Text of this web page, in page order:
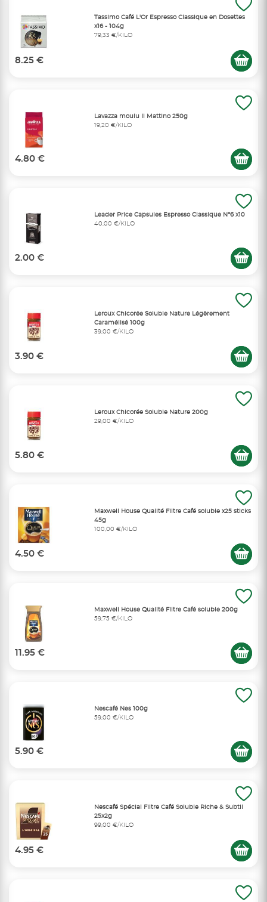
Tassimo Café L'Or Espresso Classique en Dosettes
x16 - 104g
79,33 €/KILO
8.25 €
Lavazza moulu Il Mattino 250g
19,20 €/KILO
4.80 €
Leader Price Capsules Espresso Classique N°6 x10
40,00 €/KILO
2.00 €
Leroux Chicorée Soluble Nature Légèrement
Caramélisé 100g
39,00 €/KILO
3.90 €
Leroux Chicorée Soluble Nature 200g
29,00 €/KILO
5.80 €
Maxwell House Qualité Filtre Café soluble x25 sticks
45g
100,00 €/KILO
4.50 €
Maxwell House Qualité Filtre Café soluble 200g
59,75 €/KILO
11.95 €
Nescafé Nes 100g
59,00 €/KILO
5.90 €
Nescafé Spécial Filtre Café Soluble Riche & Subtil
25x2g
99,00 €/KILO
4.95 €